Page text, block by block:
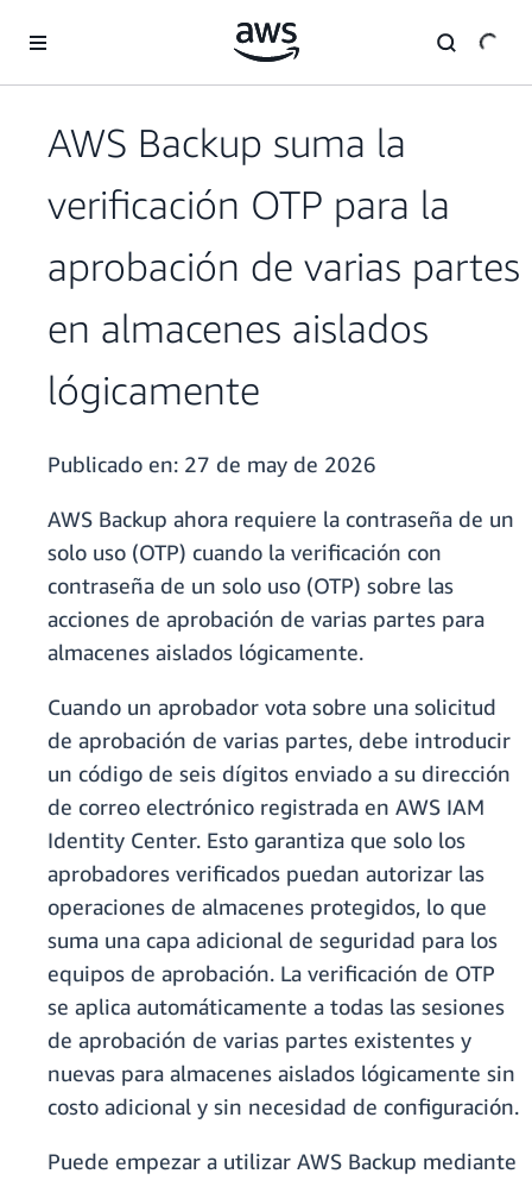
AWS Backup suma la
verificación OTP para la
aprobación de varias partes
en almacenes aislados
lógicamente
Publicado en: 27 de may de 2026
AWS Backup ahora requiere la contraseña de un
solo uso (OTP) cuando la verificación con
contraseña de un solo uso (OTP) sobre las
acciones de aprobación de varias partes para
almacenes aislados lógicamente.
Cuando un aprobador vota sobre una solicitud
de aprobación de varias partes, debe introducir
un código de seis dígitos enviado a su dirección
de correo electrónico registrada en AWS IAM
Identity Center. Esto garantiza que solo los
aprobadores verificados puedan autorizar las
operaciones de almacenes protegidos, lo que
suma una capa adicional de seguridad para los
equipos de aprobación. La verificación de OTP
se aplica automáticamente a todas las sesiones
de aprobación de varias partes existentes y
nuevas para almacenes aislados lógicamente sin
costo adicional y sin necesidad de configuración.
Puede empezar a utilizar AWS Backup mediante